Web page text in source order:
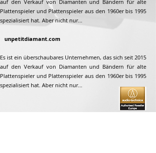
auf den Verkauf von Diamanten und Bändern für alte
Plattenspieler und Plattenspieler aus den 1960er bis 1995
spezialisiert hat. Aber nicht nur...
unpetitdiamant.com
Es ist ein überschaubares Unternehmen, das sich seit 2015
auf den Verkauf von Diamanten und Bändern für alte
Plattenspieler und Plattenspieler aus den 1960er bis 1995
spezialisiert hat. Aber nicht nur...